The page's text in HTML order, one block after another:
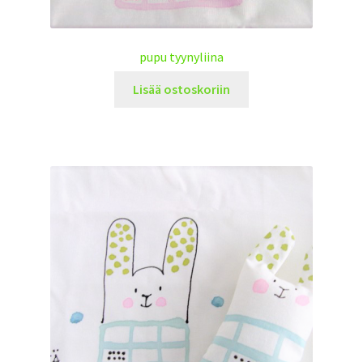
pupu tyynyliina
Lisää ostoskoriin